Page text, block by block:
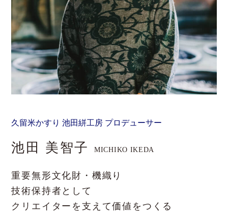
久留米かすり 池田絣工房 プロデューサー
池田 美智子 MICHIKO IKEDA
重要無形文化財・機織り
技術保持者として
クリエイターを支えて価値をつくる